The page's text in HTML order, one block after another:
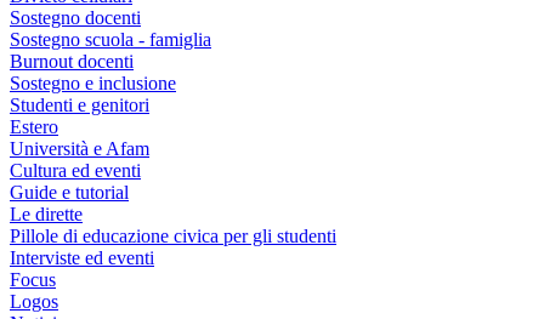
Sostegno docenti
Sostegno scuola - famiglia
Burnout docenti
Sostegno e inclusione
Studenti e genitori
Estero
Università e Afam
Cultura ed eventi
Guide e tutorial
Le dirette
Pillole di educazione civica per gli studenti
Interviste ed eventi
Focus
Logos